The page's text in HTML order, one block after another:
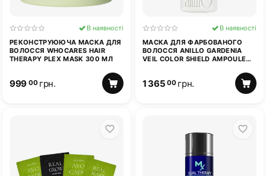
РЕКОНСТРУЮЮЧА МАСКА ДЛЯ
ВОЛОССЯ WHOCARES HAIR
THERAPY PLEX MASK 300 МЛ
В наявності
999 00 грн.
МАСКА ДЛЯ ФАРБОВАНОГО
ВОЛОССЯ ANILLO GARDENIA
VEIL COLOR SHIELD AMPOULE
В наявності
1 365 00 грн.